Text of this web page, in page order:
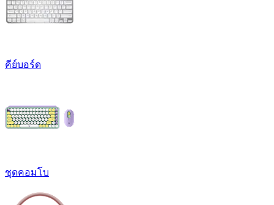
คีย์บอร์ด
ชุดคอมโบ